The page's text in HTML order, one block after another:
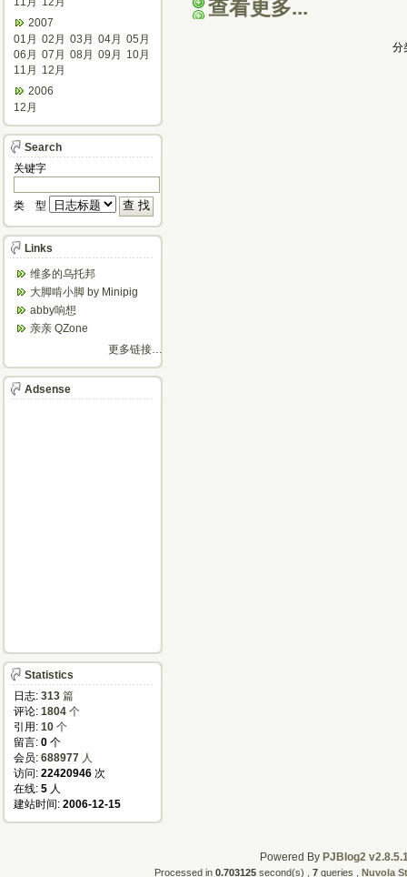
查看更多...
分
2007
01月 02月 03月 04月 05月
06月 07月 08月 09月
10月
11月
12月
2006
12月
Search
关键字
类 型
Links
维多的乌托邦
大脚啃小脚 by Minipig
abby响想
亲亲 QZone
更多链接…
Adsense
Statistics
日志: 313 篇
评论: 1804 个
引用: 10 个
留言: 0 个
会员: 688977 人
访问: 22420946 次
在线: 5 人
建站时间: 2006-12-15
Powered By PJBlog2
Processed in 0.703125 second(s) , 7 queries , Nuvola